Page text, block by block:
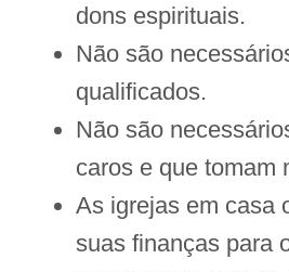
dons espirituais.
Não são
qualificados.
Não são
caros e que tomam
As igrejas em casa
suas finanças para